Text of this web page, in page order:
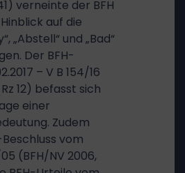
verneinte der BFH
auf die
„Abstell“ und „Bad“
Der BFH-
– V B 154/16
12) befasst sich
einer
Zudem
vom
(BFH/NV 2006,